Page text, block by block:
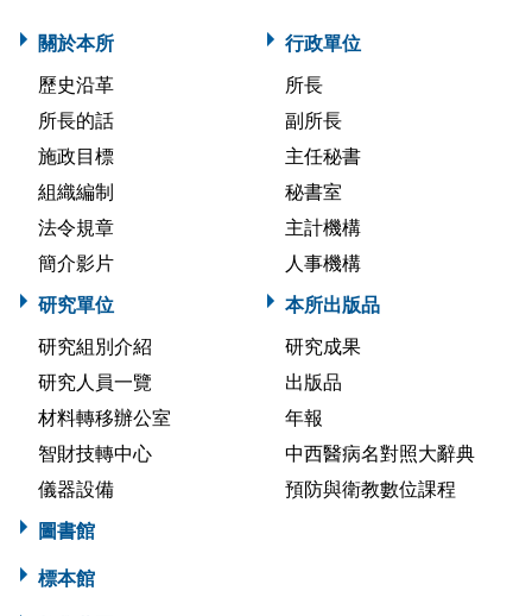
關於本所
歷史沿革
所長的話
施政目標
組織編制
法令規章
簡介影片
行政單位
所長
副所長
主任秘書
秘書室
主計機構
人事機構
研究單位
研究組別介紹
研究人員一覽
材料轉移辦公室
智財技轉中心
儀器設備
本所出版品
研究成果
出版品
年報
中西醫病名對照大辭典
預防與衛教數位課程
圖書館
標本館